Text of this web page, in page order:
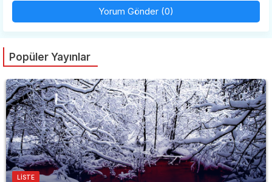
Yorum Gönder (0)
Popüler Yayınlar
LISTE